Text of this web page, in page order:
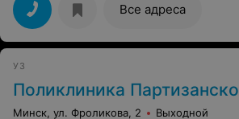
Все адреса
УЗ
Поликлиника Партизанского района
Минск, ул. Фроликова, 2 Выходной